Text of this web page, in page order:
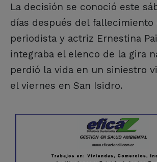
La decisión se conoció este
días después del fallecimiento
periodista y actriz Ernestina
integraba el elenco de la gira
perdió la vida en un siniestro
el viernes en San Isidro.